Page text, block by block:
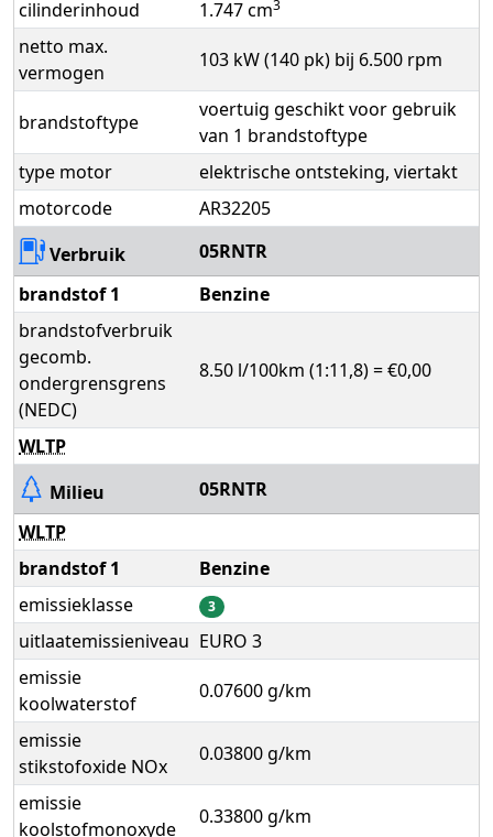
cilinderinhoud 1.747 cm3
netto max.
vermogen
103 kW (140 pk) bij 6.500 rpm
brandstoftype
voertuig geschikt voor gebruik
van 1 brandstoftype
type motor
elektrische ontsteking, viertakt
motorcode
AR32205
Verbruik
05RNTR
brandstof 1
Benzine
brandstofverbruik
gecomb.
ondergrensgrens
(NEDC)
8.50 l/100km (1:11,8) = €0,00
WLTP
Milieu
05RNTR
WLTP
brandstof 1
Benzine
emissieklasse
3
uitlaatemissieniveau EURO 3
emissie
koolwaterstof
0.07600 g/km
emissie
stikstofoxide NOx
0.03800 g/km
emissie
koolstofmonoxyde
0.33800 g/km